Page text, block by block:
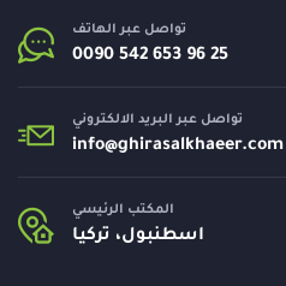
تواصل عبر الهاتف
تواصل عبر البريد الالكتروني
info@ghirasalkhaeer.com
المكتب الرئيسي
اسطنبول، تركيا